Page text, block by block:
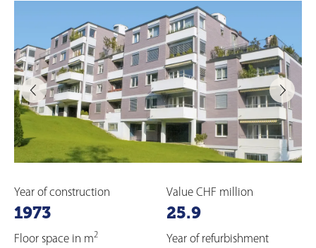
n
Year of construction
1973
Value CHF million
25.9
Floor space in m2 Year of refurbishment